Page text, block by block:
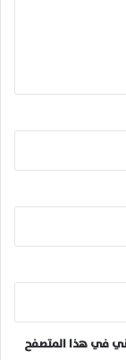
في هذا المتصفح